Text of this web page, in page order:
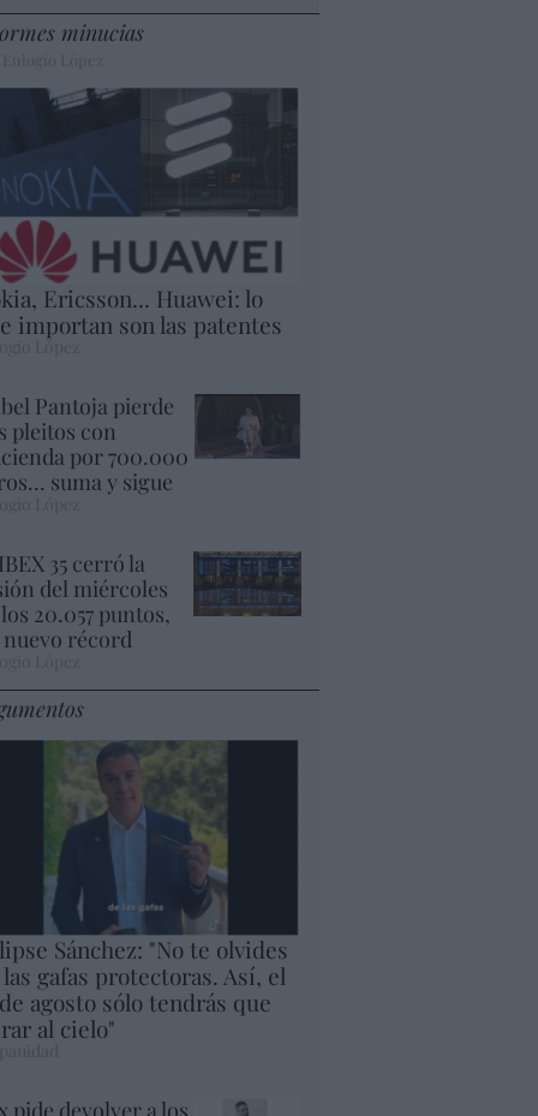
minucias
Ericsson... Huawei: lo
importan son las patentes
López
Pantoja pierde
pleitos con
por 700.000
suma y sigue
35 cerró la
del miércoles
20.057 puntos,
récord
Sánchez: "No te olvides
gafas protectoras. Así, el
agosto sólo tendrás que
al cielo"